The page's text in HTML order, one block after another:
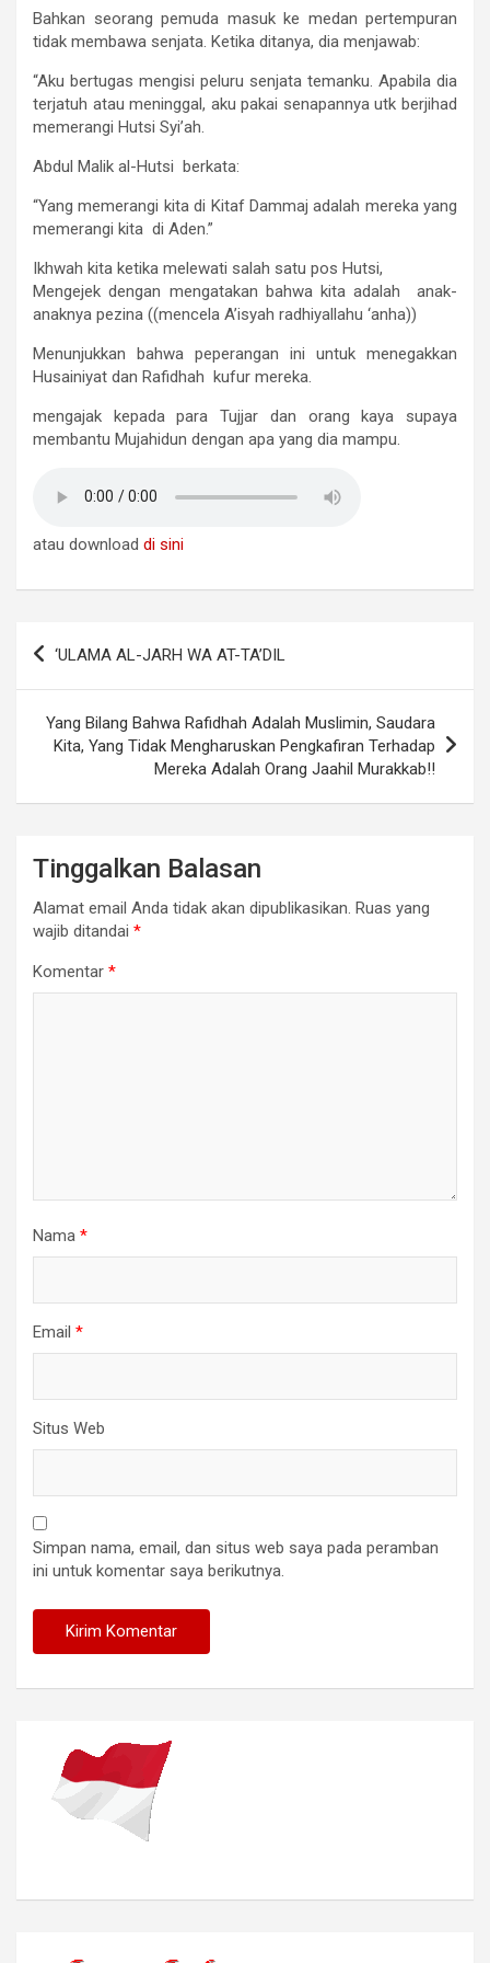
Bahkan seorang pemuda masuk ke medan pertempuran
tidak membawa senjata. Ketika ditanya, dia menjawab:
“Aku bertugas mengisi peluru senjata temanku. Apabila dia
terjatuh atau meninggal, aku pakai senapannya utk berjihad
memerangi Hutsi Syi’ah.
Abdul Malik al-Hutsi berkata:
“Yang memerangi kita di Kitaf Dammaj adalah mereka yang
memerangi kita di Aden.”
Ikhwah kita ketika melewati salah satu pos Hutsi,
Mengejek dengan mengatakan bahwa kita adalah anak-
anaknya pezina ((mencela A’isyah radhiyallahu ‘anha))
Menunjukkan bahwa peperangan ini untuk menegakkan
Husainiyat dan Rafidhah kufur mereka.
mengajak kepada para Tujjar dan orang kaya supaya
membantu Mujahidun dengan apa yang dia mampu.
atau download di sini
Navigasi
‘ULAMA AL-JARH WA AT-TA’DIL
Yang Bilang Bahwa Rafidhah Adalah Muslimin, Saudara
Kita, Yang Tidak Mengharuskan Pengkafiran Terhadap
Mereka Adalah Orang Jaahil Murakkab!!
Tinggalkan Balasan
Alamat email Anda tidak akan dipublikasikan. Ruas yang
wajib ditandai *
Komentar *
Nama *
Email *
Situs Web
Simpan nama, email, dan situs web saya pada peramban
ini untuk komentar saya berikutnya.